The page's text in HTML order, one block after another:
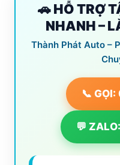
🚗 HỖ TRỢ
NHANH –
Thành Phát Auto –
📞
💬